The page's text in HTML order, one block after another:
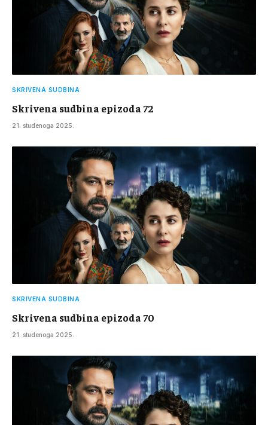
SKRIVENA SUDBINA
Skrivena sudbina epizoda 72
21. studenoga 2025.
SKRIVENA SUDBINA
Skrivena sudbina epizoda 70
21. studenoga 2025.